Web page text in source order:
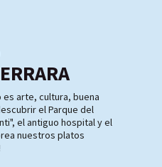
arte, cultura, buena
el Parque del
el antiguo hospital y el
nuestros platos